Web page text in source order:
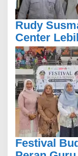
Rudy
Center
Akses
Masyarakat
Festival